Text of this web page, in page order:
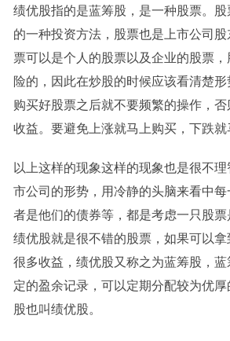
绩优股指的是蓝筹股，是一种股票。
的一种投资方法，股票也是上市公司
票可以是个人的股票以及企业的股票
险的，因此在炒股的时候应该看清楚
购买好股票之后就不要频繁的操作，
收益。要避免上涨就马上购买，下跌就
以上这样的现象这样的现象也是很不
市公司的形势，用冷静的头脑来看中
者是他们的债券等，都是考虑一只股票
绩优股就是很不错的股票，如果可以
很多收益，绩优股又称之为蓝筹股，
定的盈余记录，可以定期分配较为优
股也叫绩优股。